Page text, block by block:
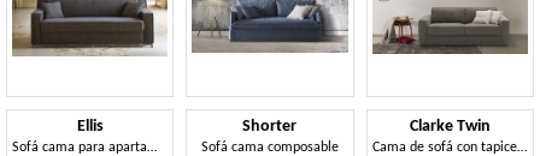
Ellis
Sofá cama para apartamento
Shorter
Sofá cama composable
Clarke Twin
Cama de sofá con tapicería extraíble